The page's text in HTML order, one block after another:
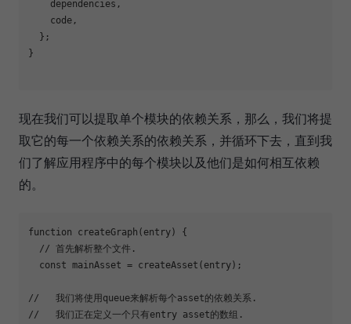
    dependencies,
    code,
  };
}
现在我们可以提取单个模块的依赖关系，那么，我们将提
取它的每一个依赖关系的依赖关系，并循环下去，直到我
们了解应用程序中的每个模块以及他们是如何相互依赖
的。
function createGraph(entry) {
  // 首先解析整个文件.
  const mainAsset = createAsset(entry);
//   我们将使用queue来解析每个asset的依赖关系.
//   我们正在定义一个只有entry asset的数组.